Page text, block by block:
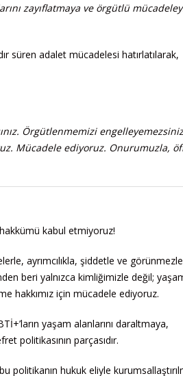
zayıflatmaya ve örgütlü
süren adalet mücadelesi hatırlatılarak,
Örgütlenmemizi
Mücadele ediyoruz. Onurumuzla,
kabul etmiyoruz!
ayrımcılıkla, şiddetle ve
beri yalnızca kimliğimizle değil;
hakkımız için mücadele ediyoruz.
yaşam alanlarını daraltmaya,
politikasının parçasıdır.
politikanın hukuk eliyle